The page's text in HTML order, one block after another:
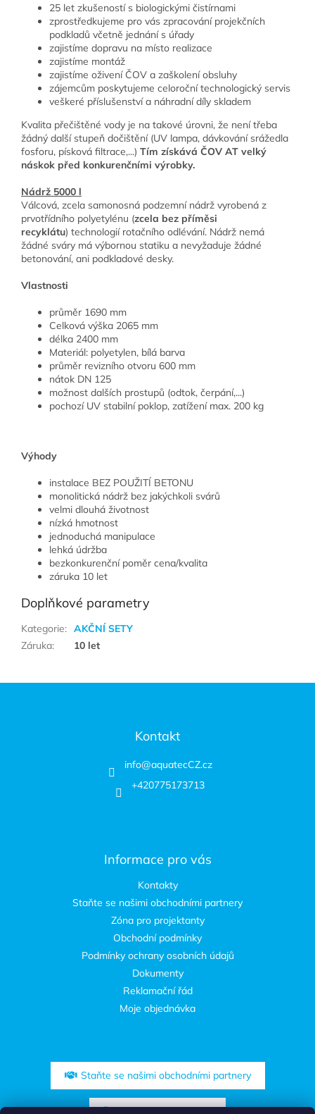
25 let zkušeností s biologickými čistírnami
zprostředkujeme pro vás zpracování projekčních
podkladů včetně jednání s úřady
zajistíme dopravu na místo realizace
zajistíme montáž
zajistíme oživení ČOV a zaškolení obsluhy
zájemcům poskytujeme celoroční technologický servis
veškeré příslušenství a náhradní díly skladem
Kvalita přečištěné vody je na takové úrovni, že není třeba
žádný další stupeň dočištění (UV lampa, dávkování srážedla
fosforu, písková filtrace,...) Tím získává ČOV AT velký
náskok před konkurenčními výrobky.
Nádrž 5000 l
Válcová, zcela samonosná podzemní nádrž vyrobená z
prvotřídního polyetylénu (zcela bez příměsi
recyklátu) technologií rotačního odlévání. Nádrž nemá
žádné sváry má výbornou statiku a nevyžaduje žádné
betonování, ani podkladové desky.
Vlastnosti
průměr 1690 mm
Celková výška 2065 mm
délka 2400 mm
Materiál: polyetylen, bílá barva
průměr revizního otvoru 600 mm
nátok DN 125
možnost dalších prostupů (odtok, čerpání,...)
pochozí UV stabilní poklop, zatížení max. 200 kg
Výhody
instalace BEZ POUŽITÍ BETONU
monolitická nádrž bez jakýchkoli svárů
velmi dlouhá životnost
nízká hmotnost
jednoduchá manipulace
lehká údržba
bezkonkurenční poměr cena/kvalita
záruka 10 let
Doplňkové parametry
Kategorie: AKČNÍ SETY
Záruka: 10 let
Kontakt
info@aquatecCZ.cz
+420775173713
Informace pro vás
Kontakty
Staňte se našimi obchodními partnery
Zóna pro projektanty
Obchodní podmínky
Podmínky ochrany osobních údajů
Dokumenty
Reklamační řád
Moje objednávka
Staňte se našimi obchodními partnery
Zóna pro projektanty